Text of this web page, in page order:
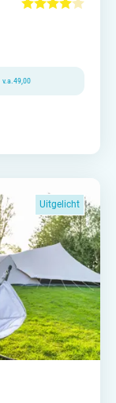
v.a.49,00
Uitgelicht